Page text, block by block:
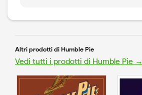
Altri prodotti di Humble Pie
Vedi tutti i prodotti di Humble Pie →